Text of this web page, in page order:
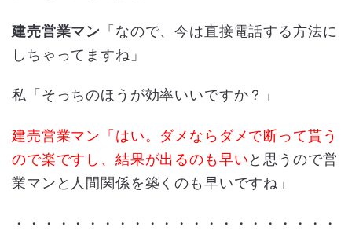
建売営業マン 「なので、今は直接電話する方法に
しちゃってますね」
私「そっちのほうが効率いいですか？」
建売営業マン「はい。ダメならダメで断って貰う
ので楽ですし、 結果が出るのも早い と思うので営
業マンと人間関係を築くのも早いですね」
・・・・・・・・・・・・・・・・・・・・・・